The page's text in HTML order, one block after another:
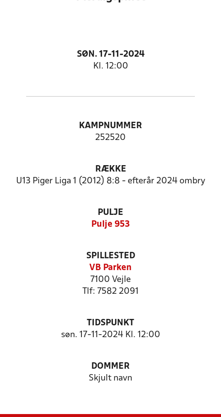
SØN. 17-11-2024
Kl. 12:00
KAMPNUMMER
252520
RÆKKE
U13 Piger Liga 1 (2012) 8:8 - efterår 2024 ombry
PULJE
Pulje 953
SPILLESTED
VB Parken
7100 Vejle
Tlf: 7582 2091
TIDSPUNKT
søn. 17-11-2024 Kl. 12:00
DOMMER
Skjult navn